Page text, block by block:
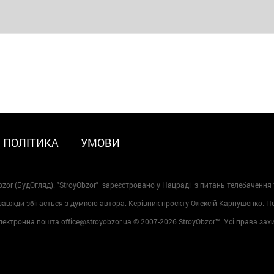
ПОЛІТИКА УМОВИ
(БудОгляд). "StroyObzor" зареєстровано у Нацраді з питань телебачення
збігається з думкою автора. Керівник проєкту Олексій Карпушенко.
пошта office@stroyobzor.ua © 2007-2026 StroyObzor™. Усі права